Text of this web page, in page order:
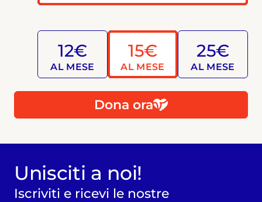
12€
AL MESE
15€
AL MESE
25€
AL MESE
Dona ora
Unisciti a noi!
Iscriviti e ricevi le nostre